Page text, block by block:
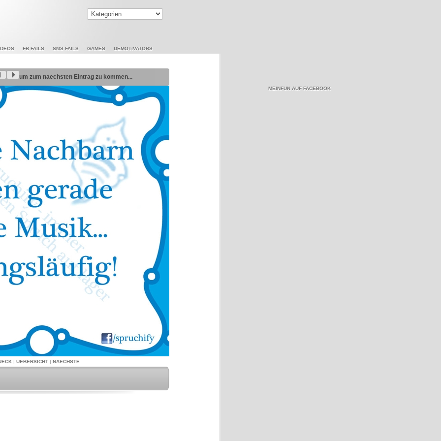
FB-FAILS SMS-FAILS GAMES DEMOTIVATORS
um zum naechsten Eintrag zu kommen...
| UEBERSICHT | NAECHSTE
MEINFUN AUF FACEBOOK